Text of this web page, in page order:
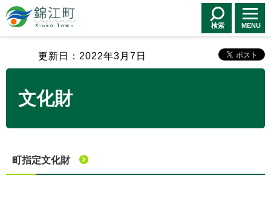
錦江町 Kinko
Town
検索 MENU
更新日：2022年3月7日
文化財
町指定文化財